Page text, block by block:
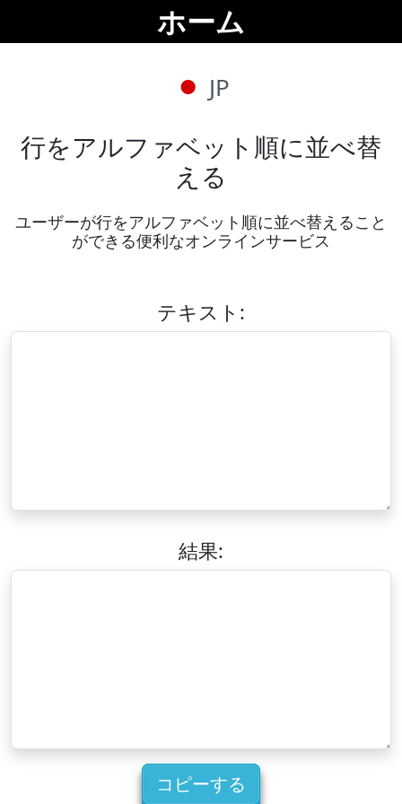
ホーム
JP
行をアルファベット順に並べ替
える
ユーザーが行をアルファベット順に並べ替えること
ができる便利なオンラインサービス
テキスト:
結果:
コピーする